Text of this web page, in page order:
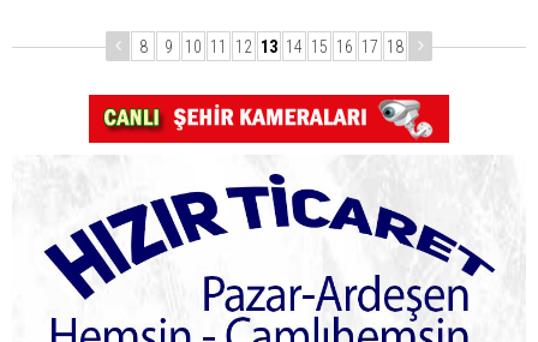
8 9 10 11 12 13 14 15 16 17 18